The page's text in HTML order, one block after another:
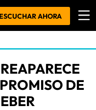
ESCUCHAR AHORA
DE